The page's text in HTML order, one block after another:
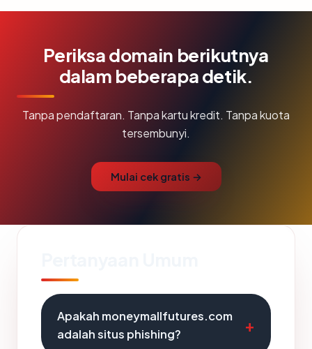
Periksa domain berikutnya
dalam beberapa detik.
Tanpa pendaftaran. Tanpa kartu kredit. Tanpa kuota
tersembunyi.
Mulai cek gratis →
Apakah moneymallfutures.com
adalah situs phishing?